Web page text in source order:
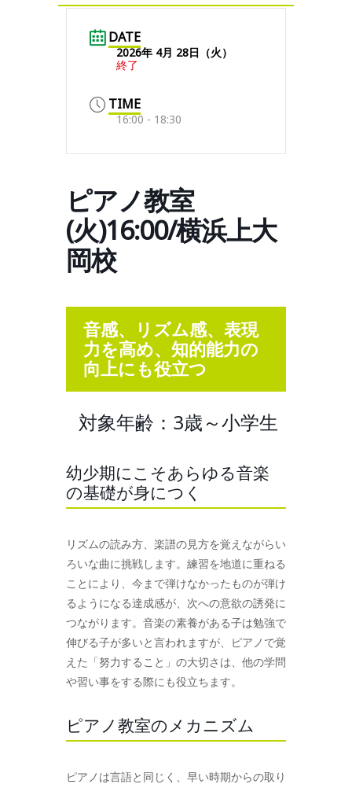
DATE
2026年 4月 28日（火）
終了
TIME
16:00 - 18:30
ピアノ教室
(火)16:00/横浜上大
岡校
音感、リズム感、表現
力を高め、知的能力の
向上にも役立つ
対象年齢：3歳～小学生
幼少期にこそあらゆる音楽
の基礎が身につく
リズムの読み方、楽譜の見方を覚えながらい
ろいな曲に挑戦します。練習を地道に重ねる
ことにより、今まで弾けなかったものが弾け
るようになる達成感が、次への意欲の誘発に
つながります。音楽の素養がある子は勉強で
伸びる子が多いと言われますが、ピアノで覚
えた「努力すること」の大切さは、他の学問
や習い事をする際にも役立ちます。
ピアノ教室のメカニズム
ピアノは言語と同じく、早い時期からの取り